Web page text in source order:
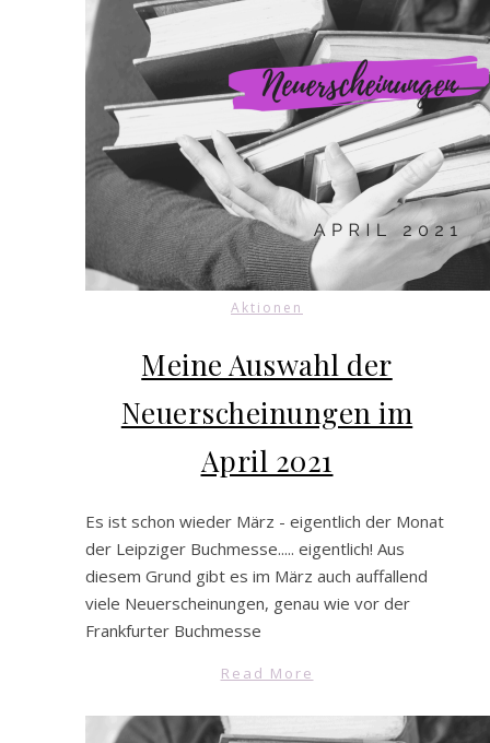
Aktionen
Meine Auswahl der
Neuerscheinungen im
April 2021
Es ist schon wieder März - eigentlich der Monat
der Leipziger Buchmesse..... eigentlich! Aus
diesem Grund gibt es im März auch auffallend
viele Neuerscheinungen, genau wie vor der
Frankfurter Buchmesse
Read More